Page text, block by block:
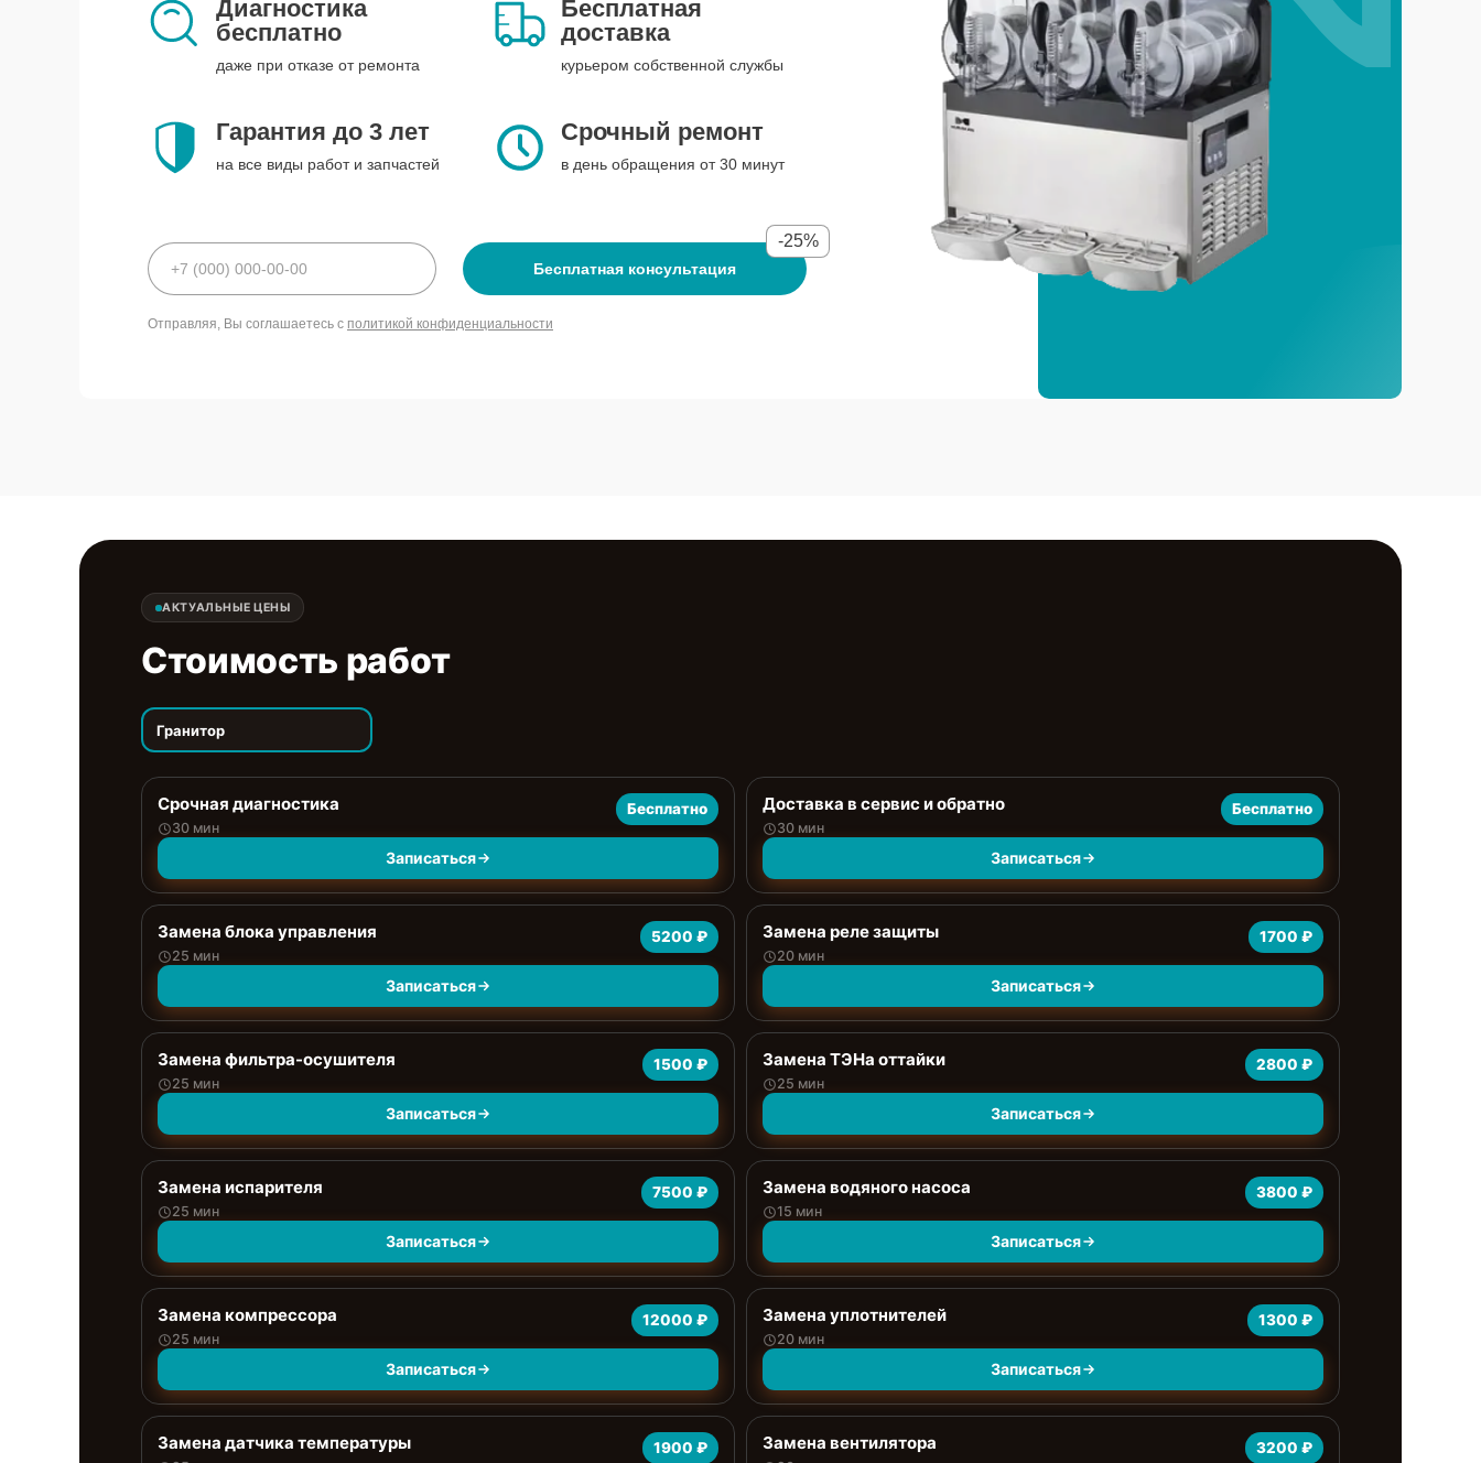
Диагностика
бесплатно
даже при отказе от ремонта
Бесплатная
доставка
курьером собственной службы
Гарантия до 3 лет
на все виды работ и запчастей
Срочный ремонт
в день обращения от 30 минут
Бесплатная консультация
-25%
Отправляя, Вы соглашаетесь с политикой конфиденциальности
АКТУАЛЬНЫЕ ЦЕНЫ
Стоимость работ
Гранитор
Срочная диагностика
30 мин
Бесплатно
Записаться
Доставка в сервис и обратно
30 мин
Бесплатно
Записаться
Замена блока управления
25 мин
5200 ₽
Записаться
Замена реле защиты
20 мин
1700 ₽
Записаться
Замена фильтра-осушителя
25 мин
1500 ₽
Записаться
Замена ТЭНа оттайки
25 мин
2800 ₽
Записаться
Замена испарителя
25 мин
7500 ₽
Записаться
Замена водяного насоса
15 мин
3800 ₽
Записаться
Замена компрессора
25 мин
12000 ₽
Записаться
Замена уплотнителей
20 мин
1300 ₽
Записаться
Замена датчика температуры 1900 ₽ Замена вентилятора 3200 ₽